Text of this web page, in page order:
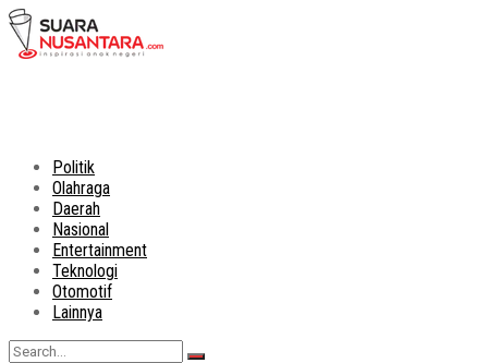
Politik
Olahraga
Daerah
Nasional
Entertainment
Teknologi
Otomotif
Lainnya